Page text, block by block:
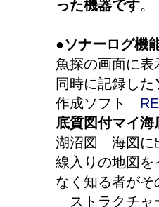
った機器です。
●ソナーログ機
魚探の画面に
同時に記録した
作成ソフト
底質図付マイ
湖沼図 海図に
線入りの地図を
なく知る者が
ストラクチャ